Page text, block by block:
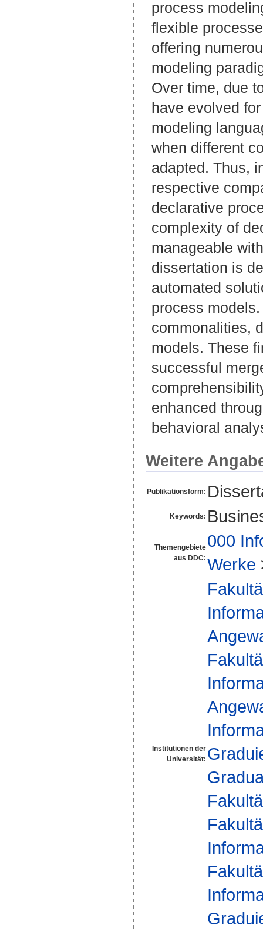
process
flexible
offering
modeling
Over time, due
have evolved
modeling
when different
adapted. Thus,
respective
declarative
complexity of
manageable
dissertation is
automated
process
commonalities,
models. These
successful
enhanced
behavioral
Weitere
Publikationsform:
Keywords:
Themengebiete
aus DDC:
000
Werke
Institutionen der
Universität: